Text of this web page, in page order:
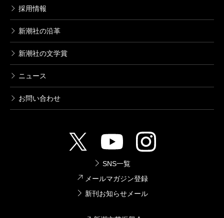
採用情報
新潮社の沿革
新潮社の文学賞
ニュース
お問い合わせ
SNS一覧
メールマガジン登録
新刊お知らせメール